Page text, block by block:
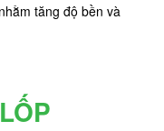
tăng độ bền và